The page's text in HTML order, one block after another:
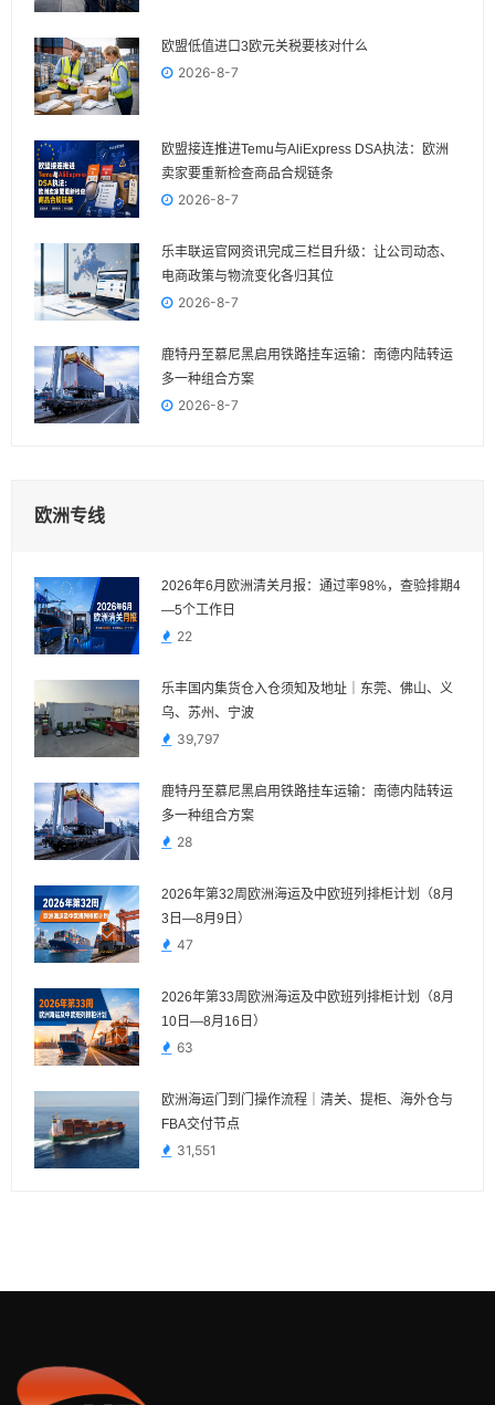
欧盟低值进口3欧元关税要核对什么
2026-8-7
欧盟接连推进Temu与AliExpress DSA执法：欧洲
卖家要重新检查商品合规链条
2026-8-7
乐丰联运官网资讯完成三栏目升级：让公司动态、
电商政策与物流变化各归其位
2026-8-7
鹿特丹至慕尼黑启用铁路挂车运输：南德内陆转运
多一种组合方案
2026-8-7
欧洲专线
2026年6月欧洲清关月报：通过率98%，查验排期4
—5个工作日
22
乐丰国内集货仓入仓须知及地址｜东莞、佛山、义
乌、苏州、宁波
39,797
鹿特丹至慕尼黑启用铁路挂车运输：南德内陆转运
多一种组合方案
28
2026年第32周欧洲海运及中欧班列排柜计划（8月
3日—8月9日）
47
2026年第33周欧洲海运及中欧班列排柜计划（8月
10日—8月16日）
63
欧洲海运门到门操作流程｜清关、提柜、海外仓与
FBA交付节点
31,551